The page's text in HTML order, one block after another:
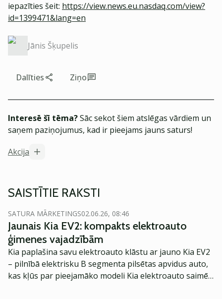
iepazīties šeit: https://view.news.eu.nasdaq.com/view?
id=1399471&lang=en
Jānis Šķupelis
Dalīties Ziņo
Interesē šī tēma?Sāc sekot šiem atslēgas vārdiem un
saņem paziņojumus, kad ir pieejams jauns saturs!
Akcija
SAISTĪTIE RAKSTI
SATURA MĀRKETINGS02.06.26, 08:46
Jaunais Kia EV2: kompakts elektroauto
ģimenes vajadzībām
Kia paplašina savu elektroauto klāstu ar jauno Kia EV2
– pilnībā elektrisku B segmenta pilsētas apvidus auto,
kas kļūs par pieejamāko modeli Kia elektroauto saimē